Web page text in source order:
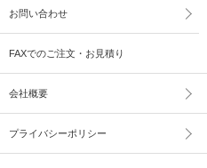
お問い合わせ
FAXでのご注文・お見積り
会社概要
プライバシーポリシー